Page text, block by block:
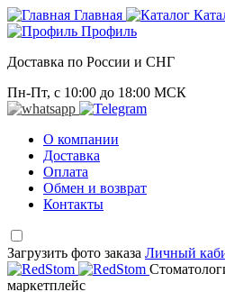
Главная
Профиль
Доставка по России и СНГ
Пн-Пт, с 10:00 до 18:00 МСК
О компании
Доставка
Оплата
Обмен и возврат
Контакты
Загрузить фото заказа Личный
маркетплейс